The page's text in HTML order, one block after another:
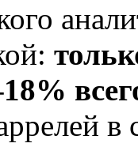
в